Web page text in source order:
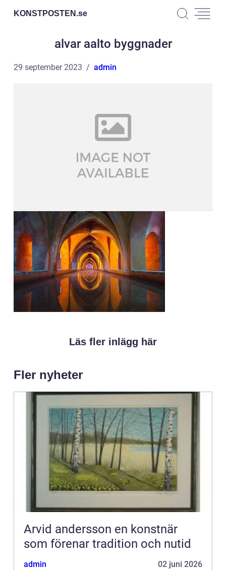
KONSTPOSTEN.se
alvar aalto byggnader
29 september 2023 admin
Läs fler inlägg här
Fler nyheter
Arvid andersson en konstnär
som förenar tradition och nutid
admin 02 juni 2026